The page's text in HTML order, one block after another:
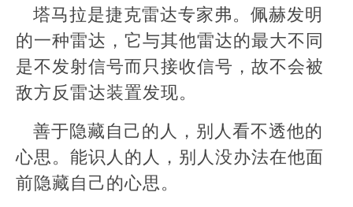
塔马拉是捷克雷达专家弗。佩赫发明
的一种雷达，它与其他雷达的最大不同
是不发射信号而只接收信号，故不会被
敌方反雷达装置发现。
善于隐藏自己的人，别人看不透他的
心思。能识人的人，别人没办法在他面
前隐藏自己的心思。